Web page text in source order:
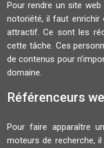
Pour rendre un site
notoriété, il faut
attractif. Ce sont les
cette tâche. Ces
de contenus pour
domaine.
Référenceurs
Pour faire apparaître
moteurs de recherche,